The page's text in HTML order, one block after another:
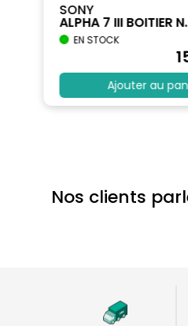
SONY
ALPHA 7 III BOITIER
EN STOCK
Ajouter au
Nos clients